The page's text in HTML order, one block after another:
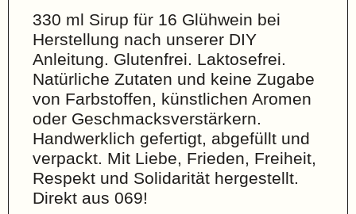
330 ml Sirup für 16 Glühwein bei
Herstellung nach unserer DIY
Anleitung. Glutenfrei. Laktosefrei.
Natürliche Zutaten und keine Zugabe
von Farbstoffen, künstlichen Aromen
oder Geschmacksverstärkern.
Handwerklich gefertigt, abgefüllt und
verpackt. Mit Liebe, Frieden, Freiheit,
Respekt und Solidarität hergestellt.
Direkt aus 069!